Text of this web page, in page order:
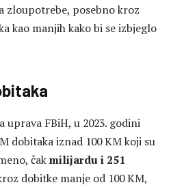
zloupotrebe, posebno kroz
kao manjih kako bi se izbjeglo
uprava FBiH, u 2023. godini
dobitaka iznad 100 KM koji su
čakmilijardu i 251
dobitke manje od 100 KM,